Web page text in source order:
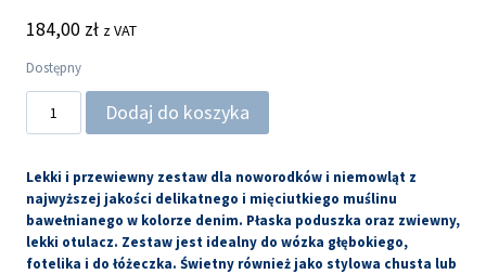
184,00 zł z VAT
Dostępny
ilość
Zestaw:
Płaska
BUNNY
+
Otulacz,
muślinowy,
denim
Dodaj do koszyka
Lekki i przewiewny zestaw dla noworodków i niemowląt z
najwyższej jakości delikatnego i mięciutkiego muślinu
bawełnianego w kolorze denim. Płaska poduszka oraz zwiewny,
lekki otulacz. Zestaw jest idealny do wózka głębokiego,
fotelika i do łóżeczka. Świetny również jako stylowa chusta lub